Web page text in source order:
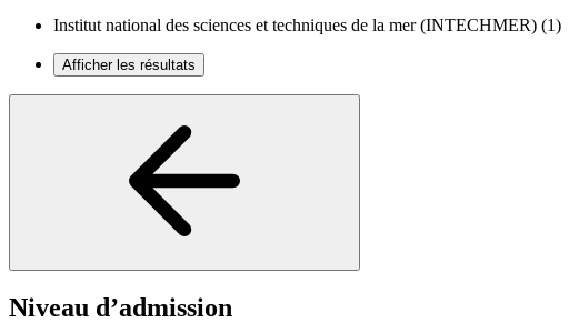
Institut national des sciences et techniques de la mer (INTECHMER) (1)
Afficher les résultats
Niveau d’admission